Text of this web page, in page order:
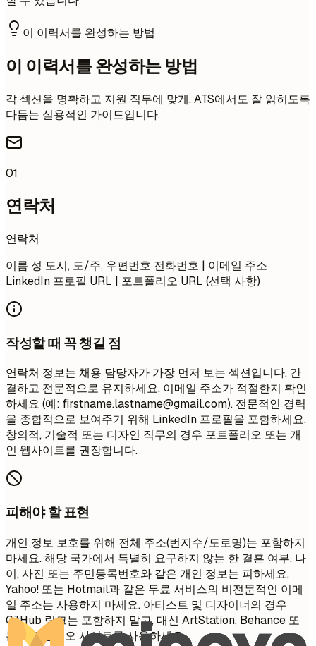
이 이력서를 완성하는 방법
이 이력서를 완성하는 방법
각 섹션을 명확하고 지원 직무에 맞게, ATS에서도 잘 읽히도록
다듬는 실용적인 가이드입니다.
01
연락처
연락처
이름 성 도시, 도/주, 우편번호 전화번호 | 이메일 주소
LinkedIn 프로필 URL | 포트폴리오 URL (선택 사항)
작성할 때 꼭 챙길 점
연락처 정보는 채용 담당자가 가장 먼저 보는 섹션입니다. 간
결하고 전문적으로 유지하세요. 이메일 주소가 적절한지 확인
하세요 (예: firstname.lastname@gmail.com). 전문적인 경력
을 종합적으로 보여주기 위해 LinkedIn 프로필을 포함하세요.
창의적, 기술적 또는 디자인 직무의 경우 포트폴리오 또는 개
인 웹사이트를 권장합니다.
피해야 할 표현
개인 정보 보호를 위해 전체 주소(번지수/도로명)는 포함하지
마세요. 해당 국가에서 특별히 요구하지 않는 한 결혼 여부, 나
이, 사진 또는 주민등록번호와 같은 개인 정보는 피하세요.
Yahoo! 또는 Hotmail과 같은 무료 서비스의 비전문적인 이메
일 주소는 사용하지 마세요. 아티스트 및 디자이너의 경우
GitHub 링크는 포함하지 말고, 대신 ArtStation, Behance 또
는 포트폴리오 사이트를 사용하세요.